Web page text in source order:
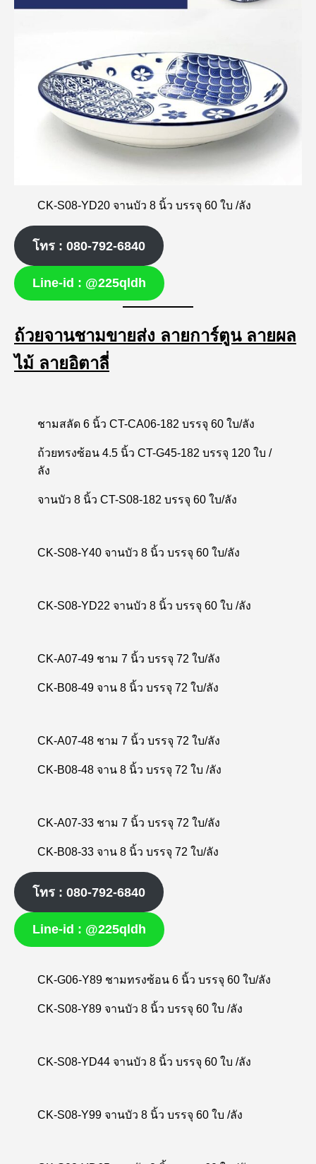
CK-S08-YD20 จานบัว 8 นิ้ว บรรจุ 60 ใบ /ลัง
โทร : 080-792-6840
Line-id : @225qldh
ถ้วยจานชามขายส่ง ลายการ์ตูน ลายผล
ไม้ ลายอิตาลี่
ชามสลัด 6 นิ้ว CT-CA06-182 บรรจุ 60 ใบ/ลัง
ถ้วยทรงซ้อน 4.5 นิ้ว CT-G45-182 บรรจุ 120 ใบ /
ลัง
จานบัว 8 นิ้ว CT-S08-182 บรรจุ 60 ใบ/ลัง
CK-S08-Y40 จานบัว 8 นิ้ว บรรจุ 60 ใบ/ลัง
CK-S08-YD22 จานบัว 8 นิ้ว บรรจุ 60 ใบ /ลัง
CK-A07-49 ชาม 7 นิ้ว บรรจุ 72 ใบ/ลัง
CK-B08-49 จาน 8 นิ้ว บรรจุ 72 ใบ/ลัง
CK-A07-48 ชาม 7 นิ้ว บรรจุ 72 ใบ/ลัง
CK-B08-48 จาน 8 นิ้ว บรรจุ 72 ใบ /ลัง
CK-A07-33 ชาม 7 นิ้ว บรรจุ 72 ใบ/ลัง
CK-B08-33 จาน 8 นิ้ว บรรจุ 72 ใบ/ลัง
โทร : 080-792-6840
Line-id : @225qldh
CK-G06-Y89 ชามทรงซ้อน 6 นิ้ว บรรจุ 60 ใบ/ลัง
CK-S08-Y89 จานบัว 8 นิ้ว บรรจุ 60 ใบ /ลัง
CK-S08-YD44 จานบัว 8 นิ้ว บรรจุ 60 ใบ /ลัง
CK-S08-Y99 จานบัว 8 นิ้ว บรรจุ 60 ใบ /ลัง